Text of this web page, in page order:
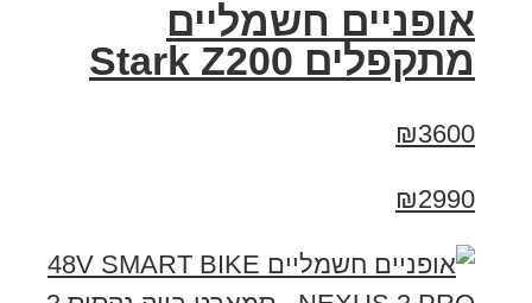
‏אופניים חשמליים
‏מתקפלים Stark Z200
₪3600
₪2990